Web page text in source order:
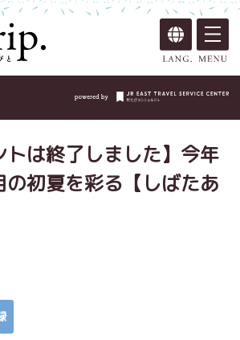
トは終了しました】今年
の初夏を彩る【しばたあ